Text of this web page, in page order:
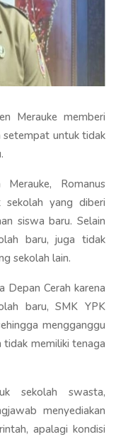
Merauke memberi
setempat untuk tidak
Romanus
sekolah yang diberi
siswa baru. Selain
baru, juga tidak
sekolah lain.
Depan Cerah karena
baru, SMK YPK
mengganggu
tidak memiliki tenaga
sekolah swasta,
menyediakan
apalagi kondisi